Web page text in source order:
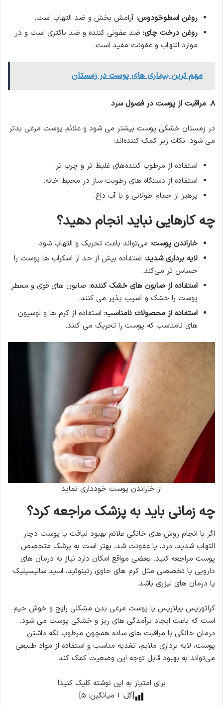
روغن اسطوخودوس: آرامش بخش و ضد التهاب است.
روغن درخت چای: ضد عفونی کننده و ضد باکتری است و در
موارد التهاب و عفونت مفید است.
مهم ترین بیماری های پوست در زمستان
۸. مراقبت از پوست در فصول سرد
در زمستان خشکی پوست بیشتر می شود و علائم پوست مرغی بدتر
می شود. نکات زیر کمک کننده‌اند:
استفاده از مرطوب کننده‌های غلیظ تر و چرب تر.
استفاده از دستگاه های رطوبت ساز در محیط خانه.
پرهیز از حمام طولانی و با آب داغ.
چه کارهایی نباید انجام دهید؟
خاراندن پوست: می‌تواند باعث تحریک و التهاب شود.
لایه برداری شدید: استفاده بیش از حد از اسکراب ها پوست را
حساس تر می‌کند.
استفاده از صابون های خشک کننده: صابون های قوی و معطر
پوست را خشک و آسیب پذیر می کنند.
استفاده از محصولات نامناسب: استفاده از کرم ها و لوسیون
های نامناسب که پوست را تحریک می کنند.
از خاراندن پوست خودداری نماید
چه زمانی باید به پزشک مراجعه کرد؟
اگر با انجام روش های خانگی علائم بهبود نیافت یا پوست دچار
التهاب شدید، درد، یا عفونت شد، بهتر است به پزشک متخصص
پوست مراجعه کنید. بعضی مواقع امکان دارد نیاز به درمان های
دارویی یا تخصصی مثل کرم های حاوی رتینوئید، اسید سالیسیلیک
یا درمان های لیزری باشد.
کراتوزیس پیلاریس یا پوست مرغی بدن مشکلی رایج و خوش خیم
است که باعث ایجاد برآمدگی های ریز و خشکی پوست می شود.
درمان خانگی با مراقبت های ساده همچون مرطوب نگه داشتن
پوست، لایه برداری ملایم، تغذیه مناسب و استفاده از مواد طبیعی
می‌تواند به بهبود قابل توجه این وضعیت کمک کند.
برای امتیاز به این نوشته کلیک کنید!
[کل: 1 میانگین: 5
]